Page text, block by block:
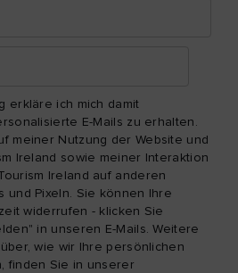
erkläre ich mich damit
E-Mails zu erhalten.
meiner Nutzung der Website und
Ireland sowie meiner Interaktion
Ireland auf anderen
und Pixeln. Sie können Ihre
widerrufen - klicken Sie
in unseren E-Mails. Weitere
wie wir Ihre persönlichen
finden Sie in unserer